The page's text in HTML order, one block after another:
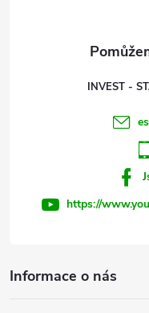
Informace o nás
INVEST -
https://